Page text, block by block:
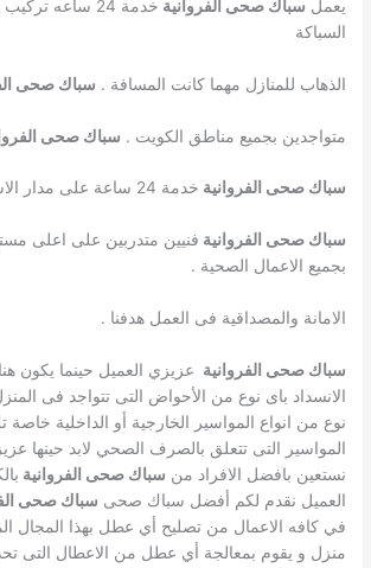
يعمل سباك صحى الفروانية
خدمة 24 ساعه
السباكة
الذهاب للمنازل مهما كانت المسافة . سباك صحى
متواجدين بجميع مناطق الكويت . سباك صحى
سباك صحى الفروانية خدمة 24 ساعة على مدار الاسبوع .
سباك صحى الفروانية فنيين متدربين على اعلى
بجميع الاعمال الصحية .
الامانة والمصداقية فى العمل هدفنا .
سباك صحى الفروانية عزيزي العميل حينما يكون
الانسداد باى نوع من الأحواض التى تتواجد فى
نوع من انواع المواسير الخارجية أو الداخلية خاصة
المواسير التى تتعلق بالصرف الصحي لابد حينها
نستعين بافضل الافراد من سباك صحى الفروانية
العميل نقدم لكم أفضل سباك صحى سباك صحى
في كافه الاعمال من تصليح أي عطل بهذا المجال
منزل و يقوم بمعالجة أي عطل من الاعطال التى